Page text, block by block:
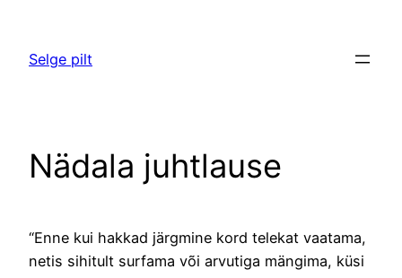
juurde
Selge pilt
Nädala juhtlause
“Enne kui hakkad järgmine kord telekat vaatama,
netis sihitult surfama või arvutiga mängima, küsi